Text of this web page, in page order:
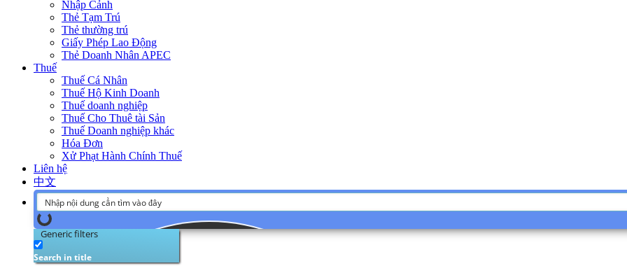
Nhập Cảnh
Thẻ Tạm Trú
Thẻ thường trú
Giấy Phép Lao Động
Thẻ Doanh Nhân APEC
Thuế
Thuế Cá Nhân
Thuế Hộ Kinh Doanh
Thuế doanh nghiệp
Thuế Cho Thuê tài Sản
Thuế Doanh nghiệp khác
Hóa Đơn
Xử Phạt Hành Chính Thuế
Liên hệ
中文
Generic filters
Search in title